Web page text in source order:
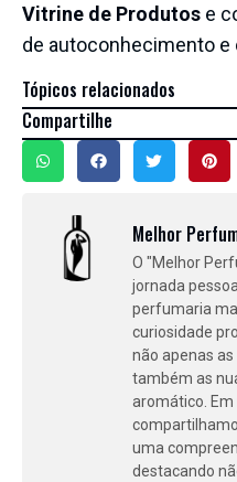
Vitrine de Produtos e
de autoconhecimento
Tópicos relacionados
Compartilhe
Melhor
O "Melhor
jornada
perfumaria
curiosidade
não apenas
também as
aromático.
uma
destacando